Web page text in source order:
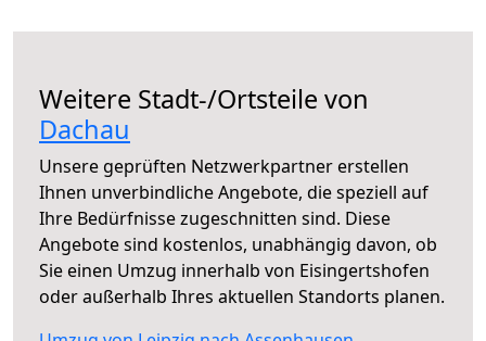
Weitere Stadt-/Ortsteile von
Dachau
Unsere geprüften Netzwerkpartner erstellen
Ihnen unverbindliche Angebote, die speziell auf
Ihre Bedürfnisse zugeschnitten sind. Diese
Angebote sind kostenlos, unabhängig davon, ob
Sie einen Umzug innerhalb von Eisingertshofen
oder außerhalb Ihres aktuellen Standorts planen.